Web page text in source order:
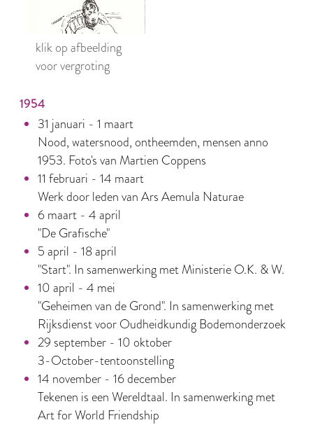
klik op afbeelding
voor vergroting
1954
31 januari - 1 maart
Nood, watersnood, ontheemden, mensen anno
1953. Foto's van Martien Coppens
11 februari - 14 maart
Werk door leden van Ars Aemula Naturae
6 maart - 4 april
"De Grafische"
5 april - 18 april
"Start". In samenwerking met Ministerie O.K. & W.
10 april - 4 mei
"Geheimen van de Grond". In samenwerking met
Rijksdienst voor Oudheidkundig Bodemonderzoek
29 september - 10 oktober
3-October-tentoonstelling
14 november - 16 december
Tekenen is een Wereldtaal. In samenwerking met
Art for World Friendship